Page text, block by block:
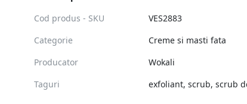
Cod produs - SKU
VES2883
Categorie
Creme si masti fata
Producator
Wokali
Taguri
exfoliant, scrub, scrub